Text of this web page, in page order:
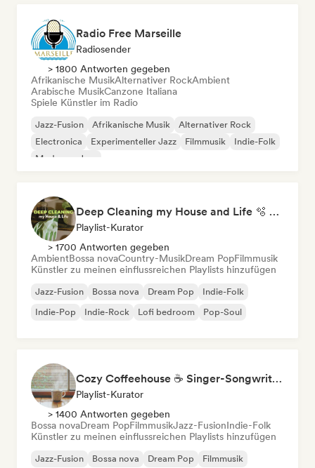
Radio Free Marseille
Radiosender
> 1800 Antworten gegeben
Afrikanische MusikAlternativer RockAmbient
Arabische MusikCanzone Italiana
Spiele Künstler im Radio
Jazz-Fusion Afrikanische Musik
Alternativer Rock
Electronica
Experimenteller Jazz Filmmusik
Indie-Folk
Moderner Jazz
Deep Cleaning my House and Life 🫧 Bedroom Pop & Indie Pop
Playlist-Kurator
> 1700 Antworten gegeben
AmbientBossa novaCountry-MusikDream PopFilmmusik
Künstler zu meinen einflussreichen Playlists hinzufügen
Jazz-Fusion Bossa nova Dream Pop
Indie-Folk
Indie-Pop
Indie-Rock Lofi bedroom Pop-Soul
Cozy Coffeehouse ☕ Singer-Songwriter, Indie Folk & Acoustic
Playlist-Kurator
> 1400 Antworten gegeben
Bossa novaDream PopFilmmusikJazz-FusionIndie-Folk
Künstler zu meinen einflussreichen Playlists hinzufügen
Jazz-Fusion Bossa nova Dream Pop
Filmmusik